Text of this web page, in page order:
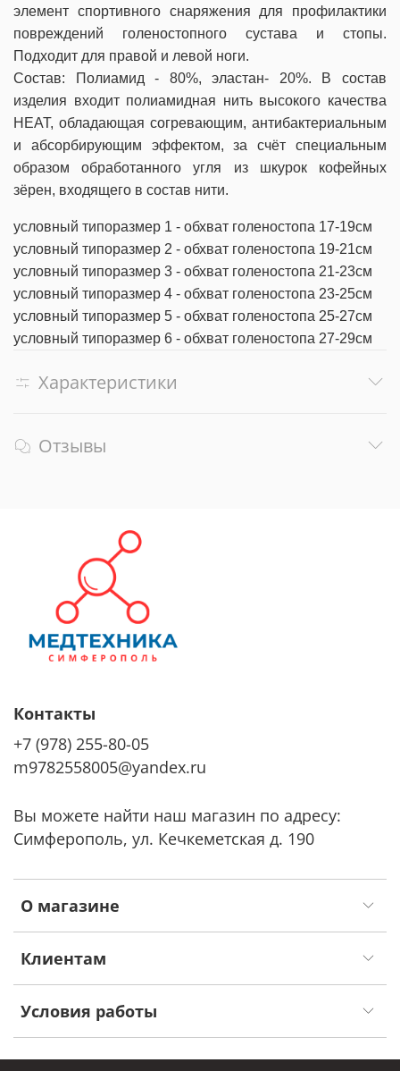
элемент спортивного снаряжения для профилактики
повреждений голеностопного сустава и стопы.
Подходит для правой и левой ноги.
Состав: Полиамид - 80%, эластан- 20%. В состав
изделия входит полиамидная нить высокого качества
HEAT, обладающая согревающим, антибактериальным
и абсорбирующим эффектом, за счёт специальным
образом обработанного угля из шкурок кофейных
зёрен, входящего в состав нити.
условный типоразмер 1 - обхват голеностопа 17-19см
условный типоразмер 2 - обхват голеностопа 19-21см
условный типоразмер 3 - обхват голеностопа 21-23см
условный типоразмер 4 - обхват голеностопа 23-25см
условный типоразмер 5 - обхват голеностопа 25-27см
условный типоразмер 6 - обхват голеностопа 27-29см
Характеристики
Отзывы
О магазине
Клиентам
Условия работы
Контакты
+7 (978) 255-80-05
m9782558005@yandex.ru
Вы можете найти наш магазин по адресу:
Симферополь, ул. Кечкеметская д. 190